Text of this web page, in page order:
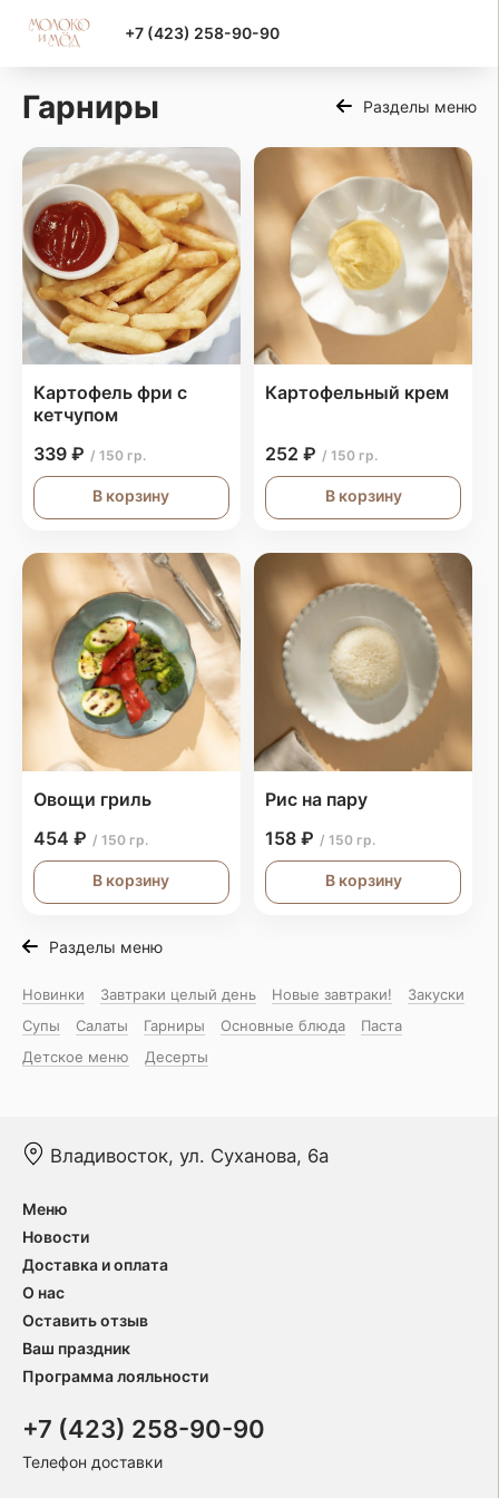
+7 (423) 258-90-90
Гарниры Разделы меню
Картофель фри с
кетчупом
339 ₽ / 150 гр.
В корзину
Картофельный крем
252 ₽ / 150 гр.
В корзину
Овощи гриль
454 ₽ / 150 гр.
В корзину
Рис на пару
158 ₽ / 150 гр.
В корзину
Разделы меню
Новинки Завтраки целый день Новые завтраки!
Закуски
Супы
Салаты Гарниры Основные блюда
Паста
Детское меню
Десерты
Владивосток, ул. Суханова, 6а
Меню
Новости
Доставка и оплата
О нас
Оставить отзыв
Ваш праздник
Программа лояльности
+7 (423) 258-90-90
Телефон доставки